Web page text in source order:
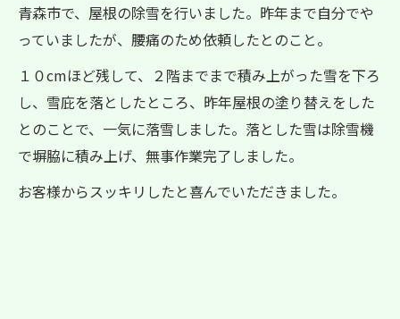
青森市で、屋根の除雪を行いました。昨年まで自分でや
っていましたが、腰痛のため依頼したとのこと。
１０cmほど残して、２階までまで積み上がった雪を下ろ
し、雪庇を落としたところ、昨年屋根の塗り替えをした
とのことで、一気に落雪しました。落とした雪は除雪機
で塀脇に積み上げ、無事作業完了しました。
お客様からスッキリしたと喜んでいただきました。